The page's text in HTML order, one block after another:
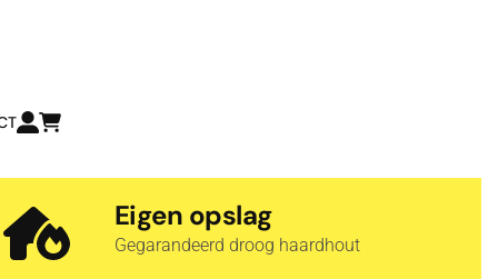
Eigen opslag
Gegarandeerd droog haardhout